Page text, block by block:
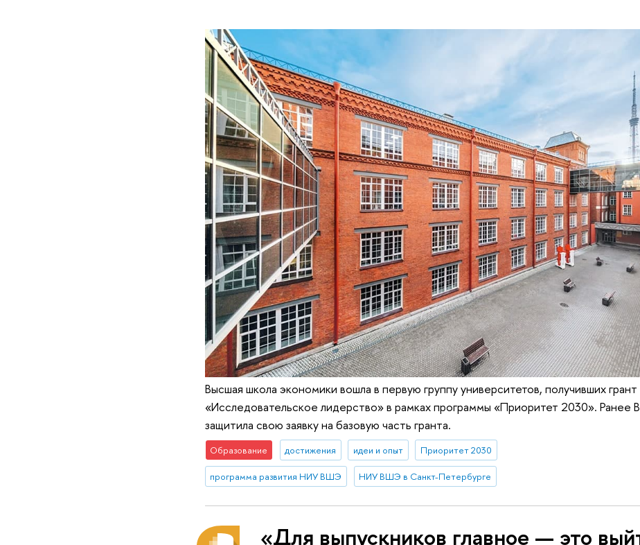
Высшая школа экономики вошла в первую группу университетов, получивших
«Исследовательское лидерство» в рамках программы «Приоритет 2030».
защитила свою заявку на базовую часть гранта.
Образование достижения идеи и опыт Приоритет 2030
программа развития НИУ ВШЭ НИУ ВШЭ в Санкт-Петербурге
«Для выпускников главное — это